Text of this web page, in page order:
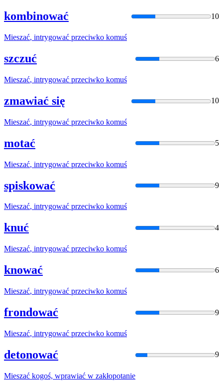
kombinować 10
Mieszać, intrygować przeciwko komuś
szczuć 6
Mieszać, intrygować przeciwko komuś
zmawiać się 10
Mieszać, intrygować przeciwko komuś
motać 5
Mieszać, intrygować przeciwko komuś
spiskować 9
Mieszać, intrygować przeciwko komuś
knuć 4
Mieszać, intrygować przeciwko komuś
knować 6
Mieszać, intrygować przeciwko komuś
frondować 9
Mieszać, intrygować przeciwko komuś
detonować 9
Mieszać kogoś, wprawiać w zakłopotanie